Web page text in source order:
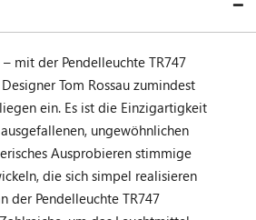
mit der Pendelleuchte TR747
Tom Rossau zumindest
ein. Es ist die Einzigartigkeit
ausgefallenen, ungewöhnlichen
Ausprobieren stimmige
die sich simpel realisieren
der Pendelleuchte TR747